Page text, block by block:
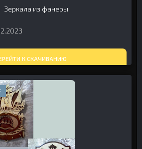
Зеркала из фанеры
К СКАЧИВАНИЮ